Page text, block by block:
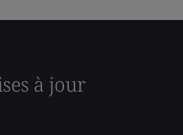
à jour